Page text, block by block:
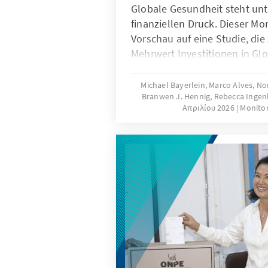
Globale Gesundheit steht
finanziellen Druck. Dieser
Vorschau auf eine Studie,
Mehrwert Investitionen in
Sie tragen zur
Stabilität, Innovationskraft
internationaler
globale
zugleich messbare
Vorteile für Deutschland
Michael Bayerlein, Marco Alves,
Branwen J. Hennig, Rebecca
Απριλίου 2026